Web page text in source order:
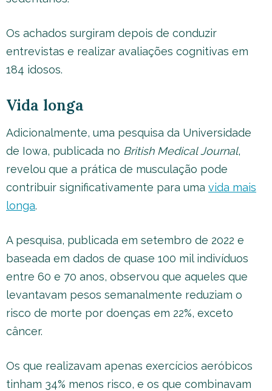
Os achados surgiram depois de conduzir
entrevistas e realizar avaliações cognitivas em
184 idosos.
Vida longa
Adicionalmente, uma pesquisa da Universidade
de Iowa, publicada no British Medical Journal,
revelou que a prática de musculação pode
contribuir significativamente para uma vida mais
longa.
A pesquisa, publicada em setembro de 2022 e
baseada em dados de quase 100 mil indivíduos
entre 60 e 70 anos, observou que aqueles que
levantavam pesos semanalmente reduziam o
risco de morte por doenças em 22%, exceto
câncer.
Os que realizavam apenas exercícios aeróbicos
tinham 34% menos risco, e os que combinavam